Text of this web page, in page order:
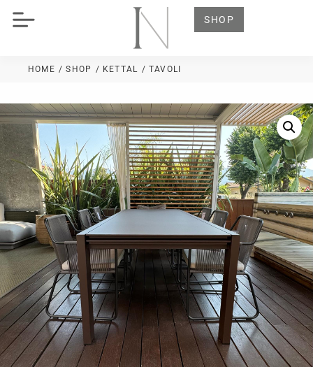
SHOP
HOME / SHOP / KETTAL / TAVOLI